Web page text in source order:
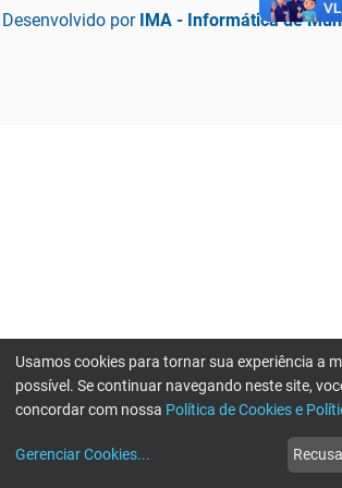
Desenvolvido por IMA - Informática de
Usamos cookies para tornar sua experiência a
possível. Se continuar navegando neste site,
concordar com nossa Política de Cookies e
Gerenciar Cookies...
Erro ao enviar informações, por favor tente